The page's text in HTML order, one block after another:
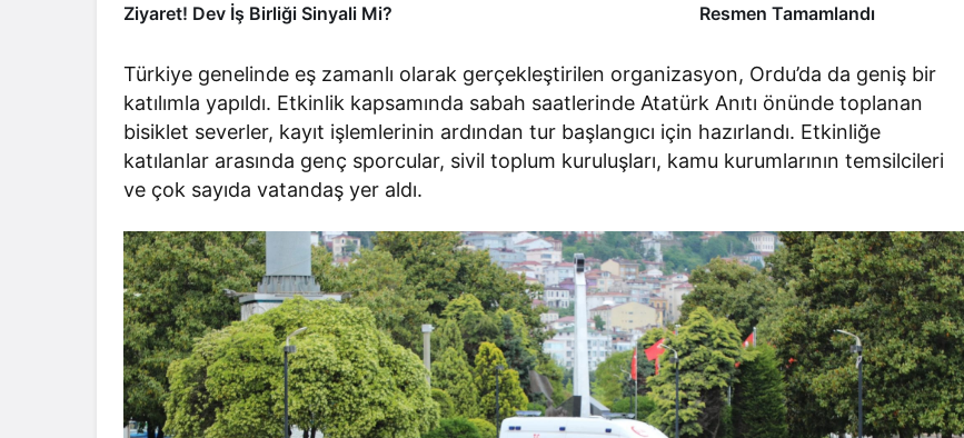
Ziyaret! Dev İş Birliği Sinyali Mi?
Resmen Tamamlandı
Türkiye genelinde eş zamanlı olarak gerçekleştirilen organizasyon, Ordu’da da geniş bir
katılımla yapıldı. Etkinlik kapsamında sabah saatlerinde Atatürk Anıtı önünde toplanan
bisiklet severler, kayıt işlemlerinin ardından tur başlangıcı için hazırlandı. Etkinliğe
katılanlar arasında genç sporcular, sivil toplum kuruluşları, kamu kurumlarının temsilcileri
ve çok sayıda vatandaş yer aldı.